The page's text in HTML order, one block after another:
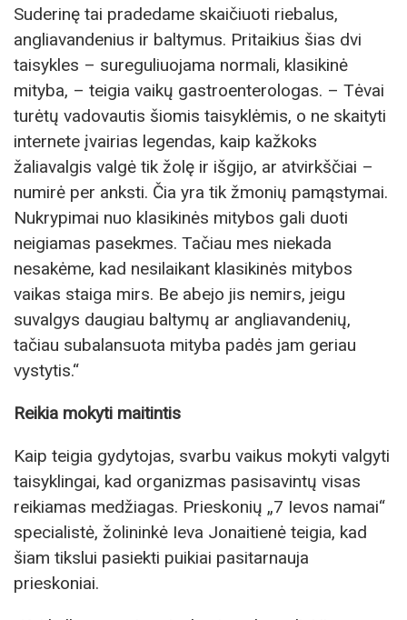
Suderinę tai pradedame skaičiuoti riebalus,
angliavandenius ir baltymus. Pritaikius šias dvi
taisykles – sureguliuojama normali, klasikinė
mityba, – teigia vaikų gastroenterologas. – Tėvai
turėtų vadovautis šiomis taisyklėmis, o ne skaityti
internete įvairias legendas, kaip kažkoks
žaliavalgis valgė tik žolę ir išgijo, ar atvirkščiai –
numirė per anksti. Čia yra tik žmonių pamąstymai.
Nukrypimai nuo klasikinės mitybos gali duoti
neigiamas pasekmes. Tačiau mes niekada
nesakėme, kad nesilaikant klasikinės mitybos
vaikas staiga mirs. Be abejo jis nemirs, jeigu
suvalgys daugiau baltymų ar angliavandenių,
tačiau subalansuota mityba padės jam geriau
vystytis.“
Reikia mokyti maitintis
Kaip teigia gydytojas, svarbu vaikus mokyti valgyti
taisyklingai, kad organizmas pasisavintų visas
reikiamas medžiagas. Prieskonių „7 Ievos namai“
specialistė, žolininkė Ieva Jonaitienė teigia, kad
šiam tikslui pasiekti puikiai pasitarnauja
prieskoniai.